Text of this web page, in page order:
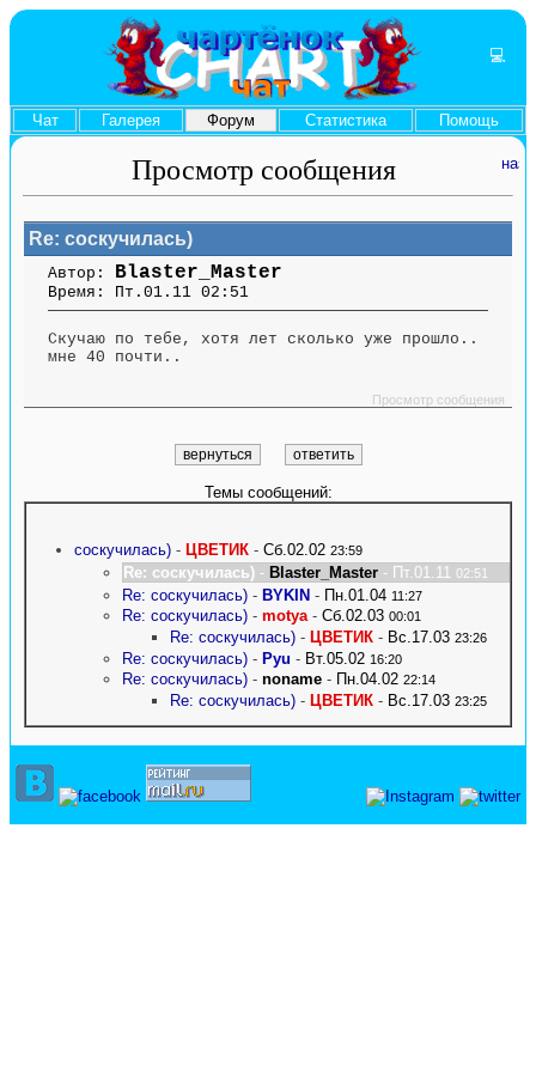
💻
Чат Галерея Форум Статистика Помощь
Просмотр сообщения
Re: соскучилась)
Автор: Blaster_Master
Время: Пт.01.11 02:51
Скучаю по тебе, хотя лет сколько уже прошло..
мне 40 почти..
Просмотр сообщения
Темы сообщений:
соскучилась) - ЦВЕТИК - Сб.02.02 23:59
Re: соскучилась) - Blaster_Master - Пт.01.11 02:51
Re: соскучилась) - BYKIN - Пн.01.04 11:27
Re: соскучилась) - motya- Сб.02.03 00:01
Re: соскучилась) - ЦВЕТИК - Вс.17.03 23:26
Re: соскучилась) - Pyu - Вт.05.02 16:20
Re: соскучилась) - noname - Пн.04.02 22:14
Re: соскучилась) - ЦВЕТИК - Вс.17.03 23:25